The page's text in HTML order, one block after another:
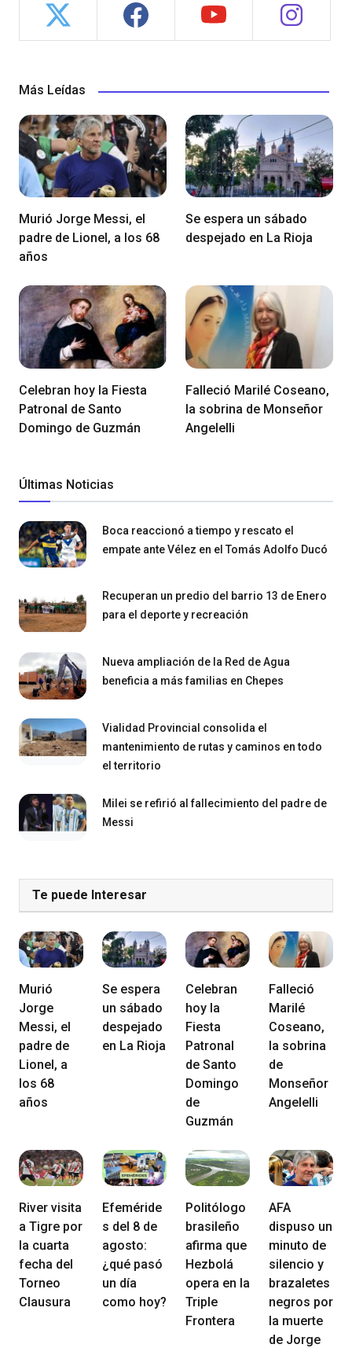
Más Leídas
Murió Jorge Messi, el
padre de Lionel, a los 68
años
Se espera un sábado
despejado en La Rioja
Celebran hoy la Fiesta
Patronal de Santo
Domingo de Guzmán
Falleció Marilé Coseano,
la sobrina de Monseñor
Angelelli
Últimas Noticias
Boca reaccionó a tiempo y rescato el
empate ante Vélez en el Tomás Adolfo Ducó
Recuperan un predio del barrio 13 de Enero
para el deporte y recreación
Nueva ampliación de la Red de Agua
beneficia a más familias en Chepes
Vialidad Provincial consolida el
mantenimiento de rutas y caminos en todo
el territorio
Milei se refirió al fallecimiento del padre de
Messi
Te puede Interesar
Murió
Jorge
Messi, el
padre de
Lionel, a
los 68
años
Se espera
un sábado
despejado
en La Rioja
Celebran
hoy la
Fiesta
Patronal
de Santo
Domingo
de
Guzmán
Falleció
Marilé
Coseano,
la sobrina
de
Monseñor
Angelelli
River visita
a Tigre por
la cuarta
fecha del
Torneo
Clausura
Efeméride
s del 8 de
agosto:
¿qué pasó
un día
como hoy?
Politólogo
brasileño
afirma que
Hezbolá
opera en la
Triple
Frontera
AFA
dispuso un
minuto de
silencio y
brazaletes
negros por
la muerte
de Jorge